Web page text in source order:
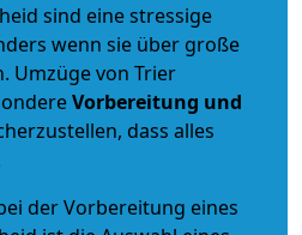
sind eine stressige
wenn sie über große
Umzüge von Trier
Vorbereitung und
dass alles
der Vorbereitung eines